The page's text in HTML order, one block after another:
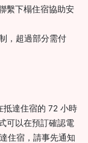
繫下榻住宿協助安
，超過部分需付
達住宿的 72 小時
可以在預訂確認電
住宿，請事先通知